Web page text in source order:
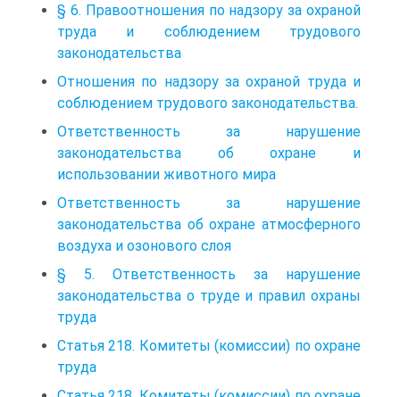
§ 6. Правоотношения по надзору за охраной
труда и соблюдением трудового
законодательства
Отношения по надзору за охраной труда и
соблюдением трудового законодательства.
Ответственность за нарушение
законодательства об охране и
использовании животного мира
Ответственность за нарушение
законодательства об охране атмосферного
воздуха и озонового слоя
§ 5. Ответственность за нарушение
законодательства о труде и правил охраны
труда
Статья 218. Комитеты (комиссии) по охране
труда